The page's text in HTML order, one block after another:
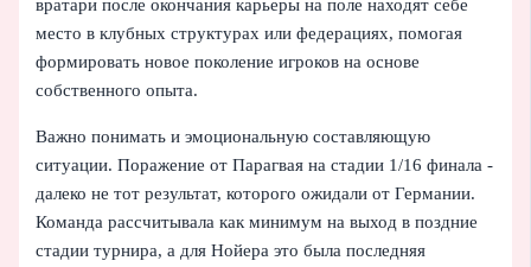
вратари после окончания карьеры на поле находят себе
место в клубных структурах или федерациях, помогая
формировать новое поколение игроков на основе
собственного опыта.
Важно понимать и эмоциональную составляющую
ситуации. Поражение от Парагвая на стадии 1/16 финала -
далеко не тот результат, которого ожидали от Германии.
Команда рассчитывала как минимум на выход в поздние
стадии турнира, а для Нойера это была последняя